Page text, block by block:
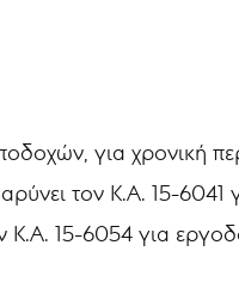
για χρονική
τον Κ.Α. 15-6041
Κ.Α. 15-6054 για